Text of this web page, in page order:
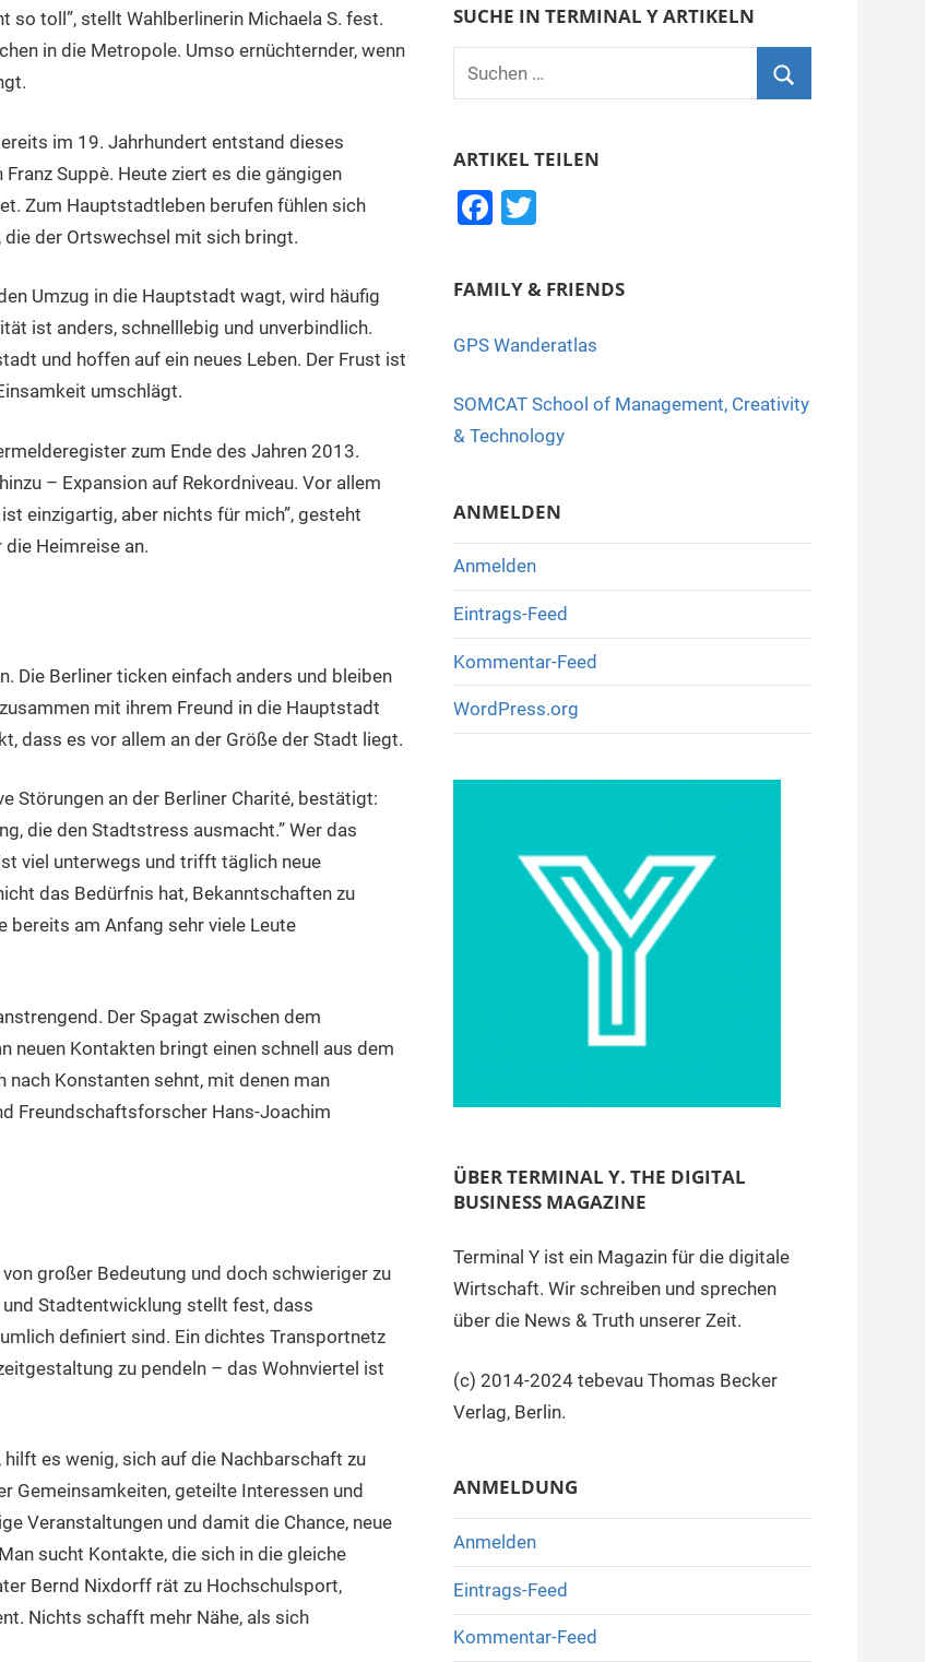
so toll”, stellt Wahlberlinerin Michaela S. fest.
in die Metropole. Umso ernüchternder, wenn
im 19. Jahrhundert entstand dieses
Suppè. Heute ziert es die gängigen
Zum Hauptstadtleben berufen fühlen sich
der Ortswechsel mit sich bringt.
Umzug in die Hauptstadt wagt, wird häufig
ist anders, schnelllebig und unverbindlich.
und hoffen auf ein neues Leben. Der Frust ist
umschlägt.
zum Ende des Jahren 2013.
– Expansion auf Rekordniveau. Vor allem
einzigartig, aber nichts für mich”, gesteht
Heimreise an.
Die Berliner ticken einfach anders und bleiben
mit ihrem Freund in die Hauptstadt
dass es vor allem an der Größe der Stadt liegt.
Störungen an der Berliner Charité, bestätigt:
die den Stadtstress ausmacht.” Wer das
viel unterwegs und trifft täglich neue
das Bedürfnis hat, Bekanntschaften zu
bereits am Anfang sehr viele Leute
Der Spagat zwischen dem
neuen Kontakten bringt einen schnell aus dem
nach Konstanten sehnt, mit denen man
Freundschaftsforscher Hans-Joachim
großer Bedeutung und doch schwieriger zu
Stadtentwicklung stellt fest, dass
definiert sind. Ein dichtes Transportnetz
zu pendeln – das Wohnviertel ist
es wenig, sich auf die Nachbarschaft zu
Gemeinsamkeiten, geteilte Interessen und
Veranstaltungen und damit die Chance, neue
sucht Kontakte, die sich in die gleiche
Bernd Nixdorff rät zu Hochschulsport,
Nichts schafft mehr Nähe, als sich
SUCHE IN TERMINAL Y ARTIKELN
Suchen
nach:
ARTIKEL TEILEN
F
c
b
o
k
T
tt
FAMILY & FRIENDS
GPS Wanderatlas
SOMCAT School of Management, Creativity
& Technology
ANMELDEN
Anmelden
Eintrags-Feed
Kommentar-Feed
WordPress.org
ÜBER TERMINAL Y. THE DIGITAL
BUSINESS MAGAZINE
Terminal Y ist ein Magazin für die digitale
Wirtschaft. Wir schreiben und sprechen
über die News & Truth unserer Zeit.
(c) 2014-2024 tebevau Thomas Becker
Verlag, Berlin.
ANMELDUNG
Anmelden
Eintrags-Feed
Kommentar-Feed